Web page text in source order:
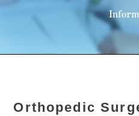
Orthopedic